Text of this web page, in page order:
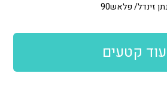
זינדל/ פלאש90
עוד קטעים